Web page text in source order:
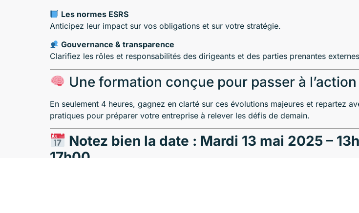
Les normes ESRS
Anticipez leur impact sur vos obligations et sur votre stratégie.
Gouvernance & transparence
Clarifiez les rôles et responsabilités des dirigeants et des parties prenantes
Une formation conçue pour passer à l’action
En seulement 4 heures, gagnez en clarté sur ces évolutions majeures et repartez
pratiques pour préparer votre entreprise à relever les défis de demain.
Notez bien la date : Mardi 13 mai 2025 –
17h00